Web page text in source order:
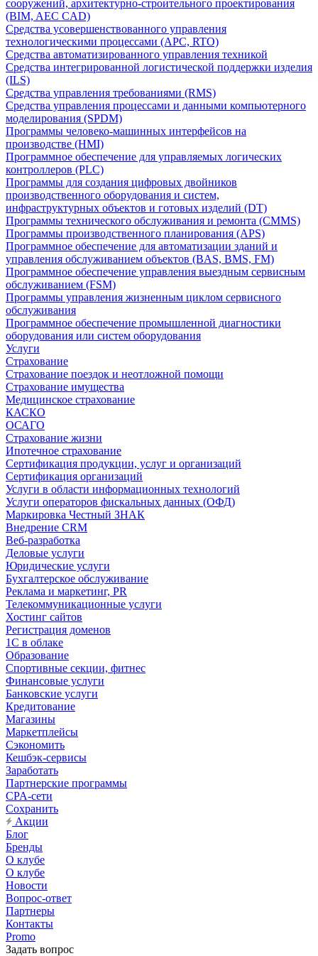
сооружений, архитектурно-строительного проектирования
(BIM, AEC CAD)
Средства усовершенствованного управления
технологическими процессами (APC, RTO)
Средства автоматизированного управления техникой
Средства интегрированной логистической поддержки изделия
(ILS)
Средства управления требованиями (RMS)
Средства управления процессами и данными компьютерного
моделирования (SPDM)
Программы человеко-машинных интерфейсов на
производстве (HMI)
Программное обеспечение для управляемых логических
контроллеров (PLC)
Программы для создания цифровых двойников
производственного оборудования и систем,
инфраструктурных объектов и готовых изделий (DT)
Программы технического обслуживания и ремонта (CMMS)
Программы производственного планирования (APS)
Программное обеспечение для автоматизации зданий и
управления обслуживанием объектов (BAS, BMS, FM)
Программное обеспечение управления выездным сервисным
обслуживанием (FSM)
Программы управления жизненным циклом сервисного
обслуживания
Программное обеспечение промышленной диагностики
оборудования или систем оборудования
Услуги
Страхование
Страхование поездок и неотложной помощи
Страхование имущества
Медицинское страхование
КАСКО
ОСАГО
Страхование жизни
Ипотечное страхование
Сертификация продукции, услуг и организаций
Сертификация организаций
Услуги в области информационных технологий
Услуги операторов фискальных данных (ОФД)
Маркировка Честный ЗНАК
Внедрение CRM
Веб-разработка
Деловые услуги
Юридические услуги
Бухгалтерское обслуживание
Реклама и маркетинг, PR
Телекоммуникационные услуги
Хостинг сайтов
Регистрация доменов
1С в облаке
Образование
Спортивные секции, фитнес
Финансовые услуги
Банковские услуги
Кредитование
Магазины
Маркетплейсы
Сэкономить
Кешбэк-сервисы
Заработать
Партнерские программы
CPA-сети
Сохранить
Акции
Блог
Бренды
О клубе
О клубе
Новости
Вопрос-ответ
Партнеры
Контакты
Promo
Задать вопрос